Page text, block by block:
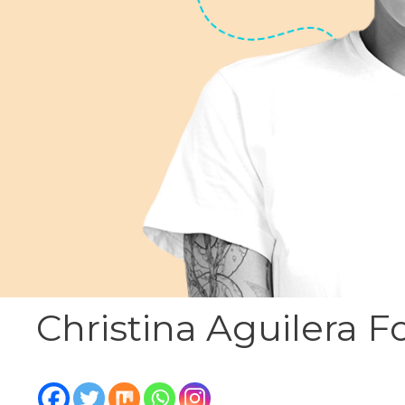
Christina Aguilera